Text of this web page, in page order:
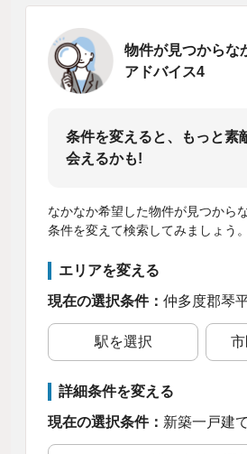
物件が見つからな
アドバイス4
条件を変えると、もっと素
会えるかも!
なかなか希望した物件が見つから
条件を変えて検索してみましょう。
エリアを変える
現在の選択条件： 仲多度郡琴平
駅を選択
詳細条件を変える
現在の選択条件： 新築一戸建て